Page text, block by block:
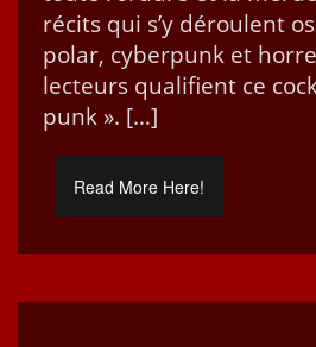
réc­its qui s’y déroulent
polar, cyber­punk et
lecteurs qual­i­fient ce
punk ». […]
Read More Here!